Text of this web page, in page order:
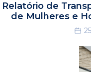
Relatório de
de Mulheres e